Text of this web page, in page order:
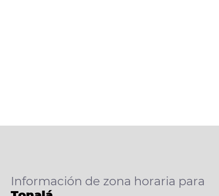
Información de zona horaria para